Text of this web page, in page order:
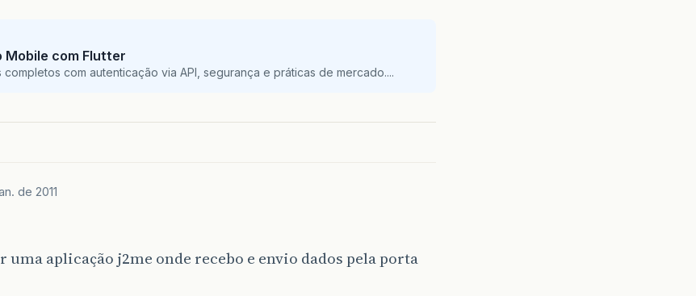
Mobile com Flutter
com autenticação via API, segurança e práticas de mercado....
de 2011
uma aplicação j2me onde recebo e envio dados pela porta